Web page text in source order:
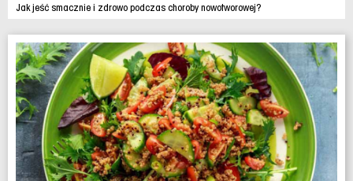
Jak jeść smacznie i zdrowo podczas choroby nowotworowej?